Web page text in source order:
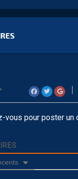
vous pour poster un